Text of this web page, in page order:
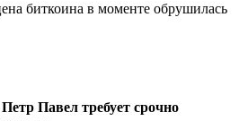
биткоина в моменте обрушилась
Павел требует срочно